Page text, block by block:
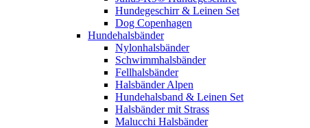
Hundegeschirr & Leinen Set
Dog Copenhagen
Hundehalsbänder
Nylonhalsbänder
Schwimmhalsbänder
Fellhalsbänder
Halsbänder Alpen
Hundehalsband & Leinen Set
Halsbänder mit Strass
Malucchi Halsbänder